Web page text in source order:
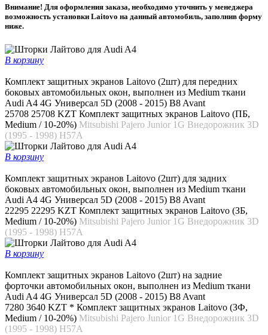
Внимание! Для оформления заказа, необходимо уточнить у менеджера
возможность установки Laitovo на данный автомобиль, заполнив форму
ниже.
В корзину
Комплект защитных экранов Laitovo (2шт) для передних
боковых автомобильных окон, выполнен из Medium ткани
Audi A4 4G Универсал 5D (2008 - 2015) B8 Avant
25708 25708 KZT Комплект защитных экранов Laitovo (ПБ,
Medium / 10-20%) Mitsubishi Pajero Junior 1G Внедорожник 3D
(1995 - 1998) H57A
В корзину
Комплект защитных экранов Laitovo (2шт) для задних
боковых автомобильных окон, выполнен из Medium ткани
Audi A4 4G Универсал 5D (2008 - 2015) B8 Avant
22295 22295 KZT Комплект защитных экранов Laitovo (ЗБ,
Medium / 10-20%) Mitsubishi Pajero Junior 1G Внедорожник 3D
(1995 - 1998) H57A
В корзину
Комплект защитных экранов Laitovo (2шт) на задние
форточки автомобильных окон, выполнен из Medium ткани
Audi A4 4G Универсал 5D (2008 - 2015) B8 Avant
7280 3640 KZT * Комплект защитных экранов Laitovo (ЗФ,
Medium / 10-20%) Mitsubishi Pajero Junior 1G Внедорожник 3D
(1995 - 1998) H57A